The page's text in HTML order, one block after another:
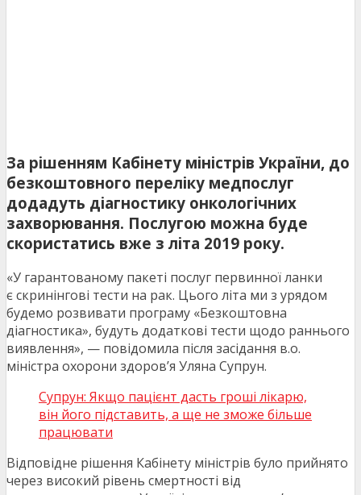
За рішенням Кабінету міністрів України, до
безкоштовного переліку медпослуг
додадуть діагностику онкологічних
захворювання. Послугою можна буде
скористатись вже з літа 2019 року.
«У гарантованому пакеті послуг первинної ланки
є скринінгові тести на рак. Цього літа ми з урядом
будемо розвивати програму «Безкоштовна
діагностика», будуть додаткові тести щодо раннього
виявлення», — повідомила після засідання в.о.
міністра охорони здоров’я Уляна Супрун.
Супрун: Якщо пацієнт дасть гроші лікарю,
він його підставить, а ще не зможе більше
працювати
Відповідне рішення Кабінету міністрів було прийнято
через високий рівень смертності від